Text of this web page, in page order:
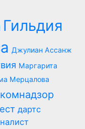
Гильдия
Джулиан Ассанж
Маргарита
Мерцалова
дартс